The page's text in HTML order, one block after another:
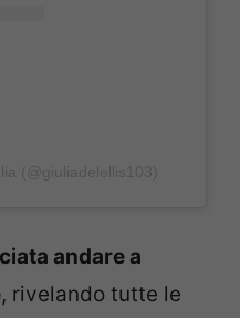
andare a
, rivelando tutte le